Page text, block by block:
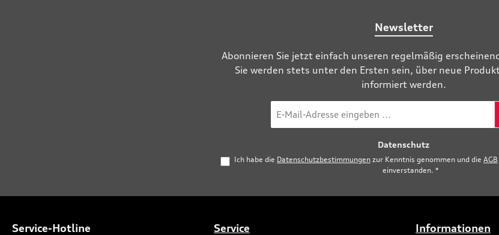
Newsletter
Abonnieren Sie jetzt einfach unseren regelmäßig
Sie werden stets unter den Ersten sein, über neue
informiert werden.
Mail-
Datenschutz
Ich habe die Datenschutzbestimmungen zur Kenntnis genommen und die AGB
einverstanden. *
Service-Hotline Service Informationen